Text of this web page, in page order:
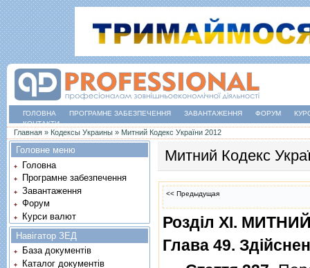
ГОЛОВНА ПРОГРАМНЕ ЗАБЕЗПЕЧЕННЯ ЗАВАНТАЖЕННЯ ФОРУМ
КОНТАКТИ
Ви є тут
Главная » Кодексы Украины » Митний Кодекс України 2012
Митний Кодекс
<< Предыдущая
Роздiл XI.
Глава 49.
Головне меню
Головна
Програмне забезпечення
Завантаження
Форум
Курси валют
Навігатор ЗЕД
База документів
Каталог документів